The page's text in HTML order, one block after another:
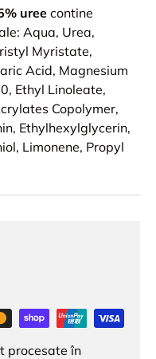
uree contine
Aqua, Urea,
Myristate,
Acid, Magnesium
Ethyl Linoleate,
Copolymer,
Ethylhexylglycerin,
Limonene, Propyl
procesate în